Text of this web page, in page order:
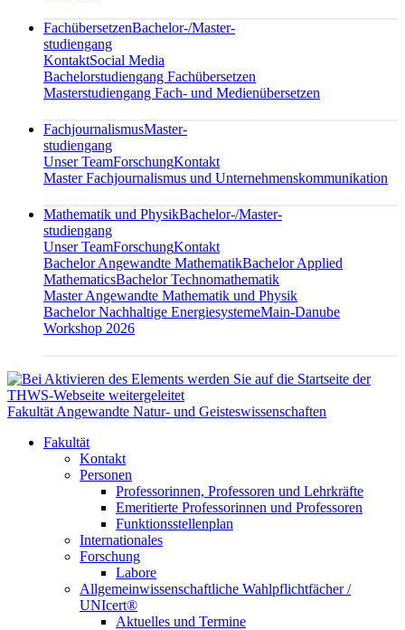
FachübersetzenBachelor-/Master-
studiengang
KontaktSocial Media
Bachelorstudiengang Fachübersetzen
Masterstudiengang Fach- und Medienübersetzen
FachjournalismusMaster-
studiengang
Unser TeamForschungKontakt
Master Fachjournalismus und Unternehmenskommunikation
Mathematik und PhysikBachelor-/Master-
studiengang
Unser TeamForschungKontakt
Bachelor Angewandte MathematikBachelor Applied
MathematicsBachelor Technomathematik
Master Angewandte Mathematik und Physik
Bachelor Nachhaltige EnergiesystemeMain-Danube
Workshop 2026
Fakultät Angewandte Natur- und Geisteswissenschaften
Fakultät
Kontakt
Personen
Professorinnen, Professoren und Lehrkräfte
Emeritierte Professorinnen und Professoren
Funktionsstellenplan
Internationales
Forschung
Labore
Allgemeinwissenschaftliche Wahlpflichtfächer /
UNIcert®
Aktuelles und Termine